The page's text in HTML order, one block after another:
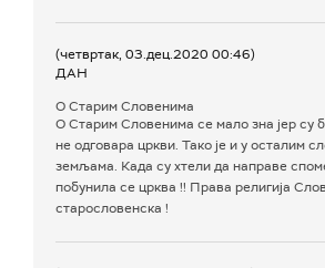
(четвртак, 03.дец.2020 00:46)
ДАН
О Старим Словенима
О Старим Словенима се мало зна јер су
не одговара цркви. Тако је и у осталим
земљама. Када су хтели да направе
побунила се црква !! Права религија
старословенска !